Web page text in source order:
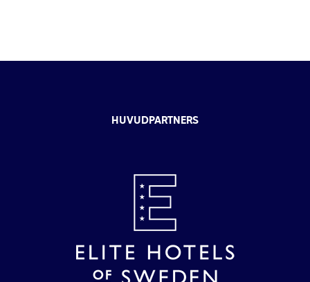
HUVUDPARTNERS